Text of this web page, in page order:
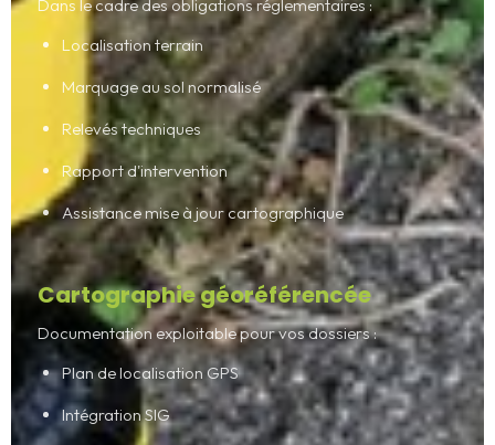
Dans le cadre des obligations réglementaires :
Localisation terrain
Marquage au sol normalisé
Relevés techniques
Rapport d'intervention
Assistance mise à jour cartographique
Cartographie géoréférencée
Documentation exploitable pour vos dossiers :
Plan de localisation GPS
Intégration SIG